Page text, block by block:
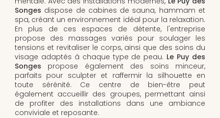
Songes dispose de cabines de sauna, hammam et
spa, créant un environnement idéal pour la relaxation.
En plus de ces espaces de détente, l'entreprise
propose des massages variés pour soulager les
tensions et revitaliser le corps, ainsi que des soins du
visage adaptés à chaque type de peau. Le Puy des
Songes propose également des soins minceur,
parfaits pour sculpter et raffermir la silhouette en
toute sérénité. Ce centre de bien-être peut
également accueillir des groupes, permettant ainsi
de profiter des installations dans une ambiance
conviviale et reposante.